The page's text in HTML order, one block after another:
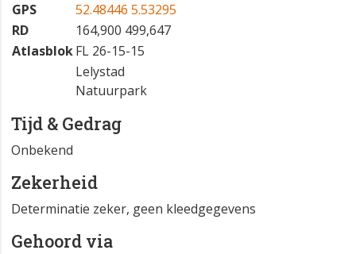
GPS
52.48446 5.53295
RD
164,900 499,647
AtlasblokFL 26-15-15
Lelystad
Natuurpark
Tijd & Gedrag
Onbekend
Zekerheid
Determinatie zeker, geen kleedgegevens
Gehoord via